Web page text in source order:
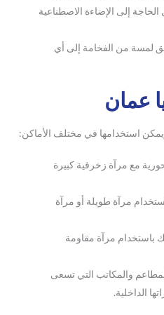
إلى الإضاءة الاصطناعية
لمسة من الفخامة إلى أي
عمان
استخدامها في مختلف الأماكن:
مع مرآة زخرفية كبيرة
مرآة طويلة أو مرآة
باستخدام مرآة مقاومة
والمكاتب التي تسعى
الداخلية.